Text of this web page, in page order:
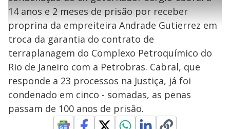
l
a
y
V
e
g
n
d
s
s
e
u
n
M
u
d
o
n
14 anos e 2 meses de prisão por receber
proprina da empreiteira Andrade Gutierrez em
troca da garantia do contrato de
terraplanagem do Complexo Petroquímico do
Rio de Janeiro com a Petrobras. Cabral, que
responde a 23 processos na Justiça, já foi
condenado em cinco - somadas, as penas
passam de 100 anos de prisão.